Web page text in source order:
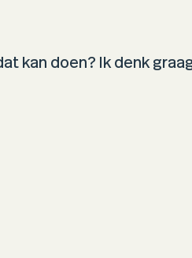
kan doen? Ik denk